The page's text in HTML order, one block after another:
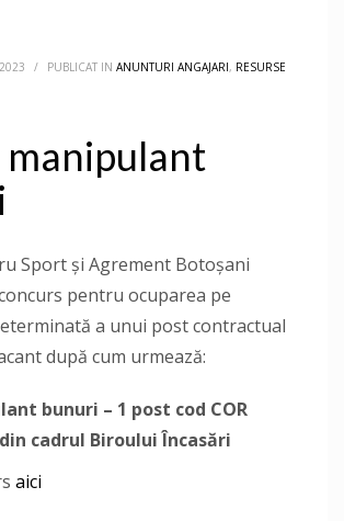
/ PUBLICAT IN ANUNTURI ANGAJARI, RESURSE
Sport și Agrement Botoşani
pentru ocuparea pe
a unui post contractual
după cum urmează:
bunuri – 1 post cod COR
din cadrul Biroului Încasări
aici